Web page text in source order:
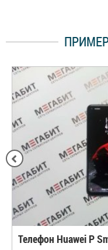
Телефон Huawei P